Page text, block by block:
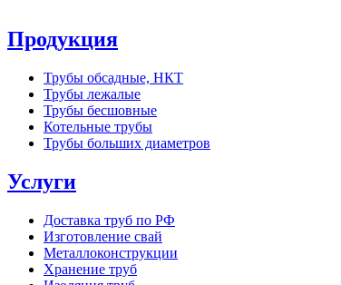
Продукция
Трубы обсадные, НКТ
Трубы лежалые
Трубы бесшовные
Котельные трубы
Трубы больших диаметров
Услуги
Доставка труб по РФ
Изготовление свай
Металлоконструкции
Хранение труб